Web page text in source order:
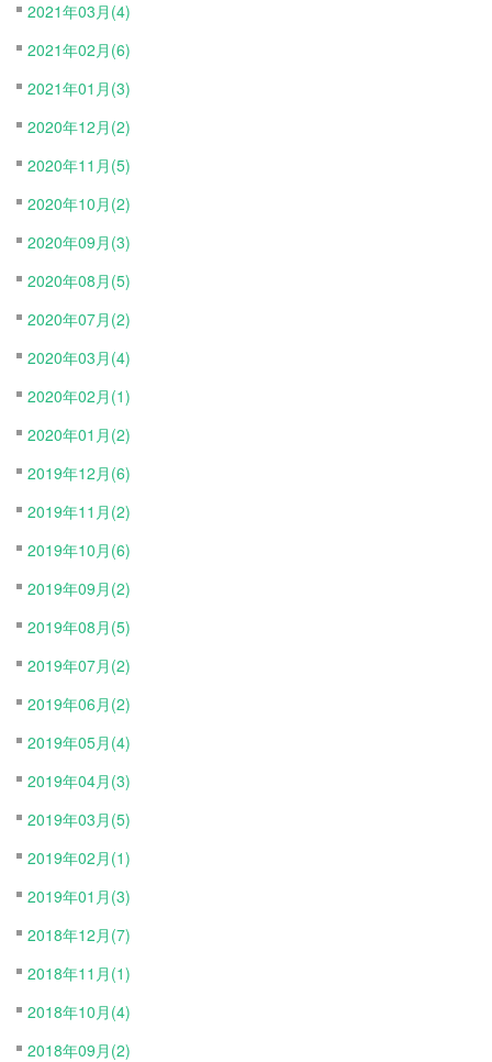
2021年03月(4)
2021年02月(6)
2021年01月(3)
2020年12月(2)
2020年11月(5)
2020年10月(2)
2020年09月(3)
2020年08月(5)
2020年07月(2)
2020年03月(4)
2020年02月(1)
2020年01月(2)
2019年12月(6)
2019年11月(2)
2019年10月(6)
2019年09月(2)
2019年08月(5)
2019年07月(2)
2019年06月(2)
2019年05月(4)
2019年04月(3)
2019年03月(5)
2019年02月(1)
2019年01月(3)
2018年12月(7)
2018年11月(1)
2018年10月(4)
2018年09月(2)